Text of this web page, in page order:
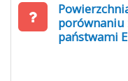
porównaniu
państwami